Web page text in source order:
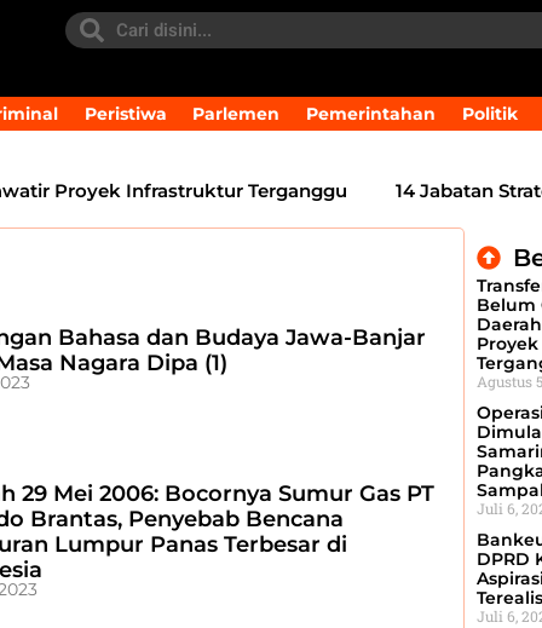
Peristiwa Parlemen Pemerintahan Politik
Proyek Infrastruktur Terganggu 14 Jabatan
Bahasa dan Budaya Jawa-Banjar
Nagara Dipa (1)
29 Mei 2006: Bocornya Sumur Gas PT
Brantas, Penyebab Bencana
Lumpur Panas Terbesar di
Belum
Agustus
Juli 6,
DPRD
Juli 6,